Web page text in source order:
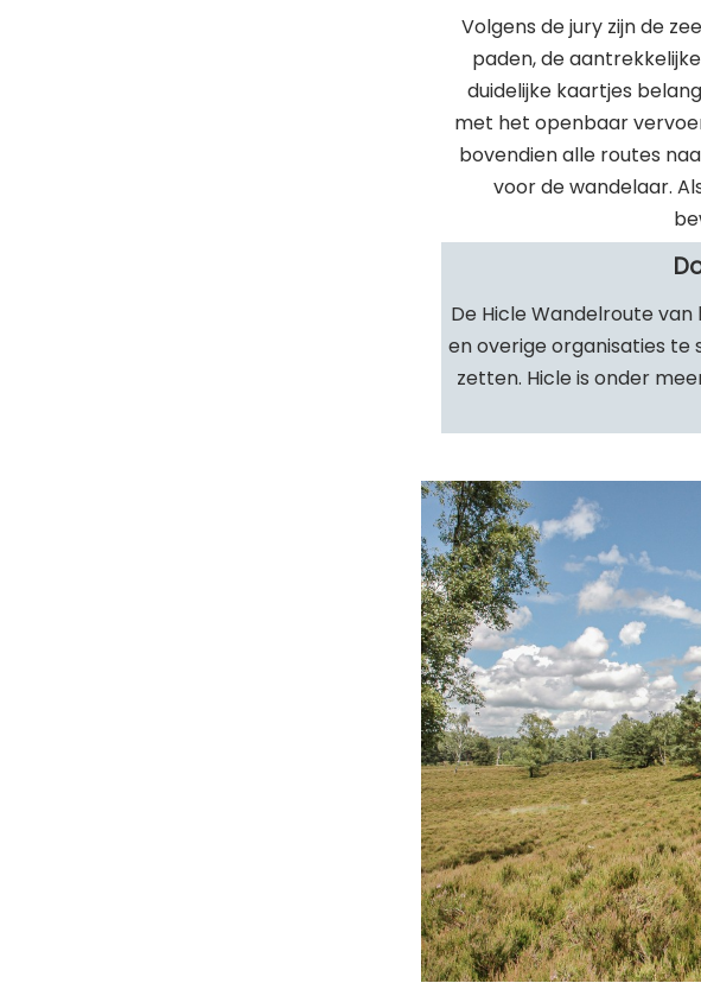
Volgens de jury zijn de
paden, de
duidelijke kaartjes
met het openbaar
bovendien alle routes
voor de wandelaar.
De Hicle Wandelroute
en overige organisaties
zetten. Hicle is onder